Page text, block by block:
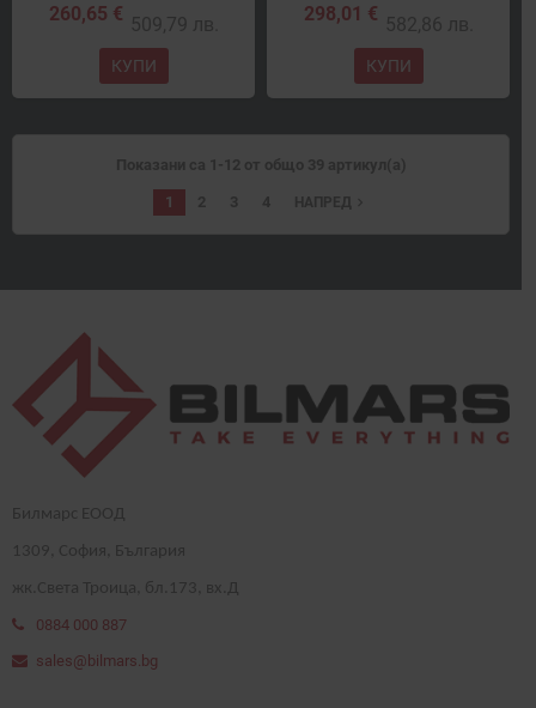
260,65 € 509,79 лв.
КУПИ
298,01 € 582,86 лв.
КУПИ
Показани са 1-12 от общо 39 артикул(а)
1 2 3 4 НАПРЕД
Билмарс ЕООД
309 , София, България
жк.Света Троица, бл.173, вх.Д
0884 000 887
sales@bilmars.bg